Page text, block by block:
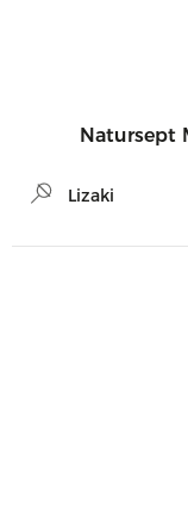
Natursept
Lizaki